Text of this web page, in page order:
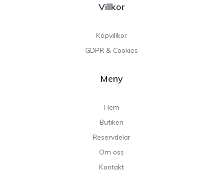
Villkor
Köpvillkor
GDPR & Cookies
Meny
Hem
Butiken
Reservdelar
Om oss
Kontakt